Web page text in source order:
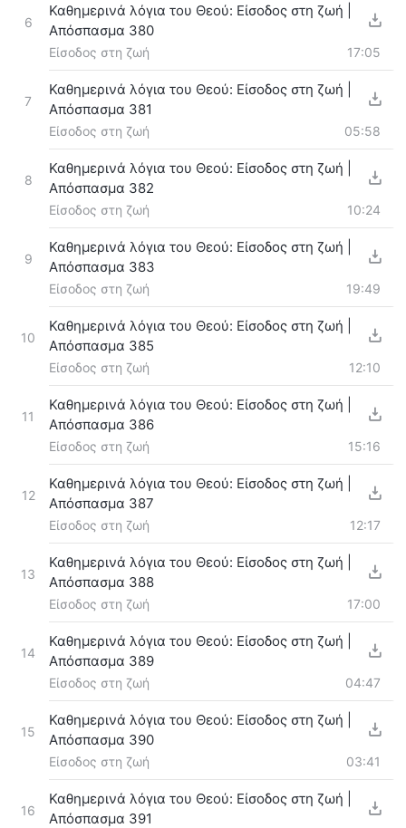
6
Καθημερινά λόγια του Θεού: Είσοδος στη ζωή |
Απόσπασμα 380
Είσοδος στη ζωή 17:05
7
Καθημερινά λόγια του Θεού: Είσοδος στη ζωή |
Απόσπασμα 381
Είσοδος στη ζωή 05:58
8
Καθημερινά λόγια του Θεού: Είσοδος στη ζωή |
Απόσπασμα 382
Είσοδος στη ζωή 10:24
9
Καθημερινά λόγια του Θεού: Είσοδος στη ζωή |
Απόσπασμα 383
Είσοδος στη ζωή 19:49
10
Καθημερινά λόγια του Θεού: Είσοδος στη ζωή |
Απόσπασμα 385
Είσοδος στη ζωή 12:10
11
Καθημερινά λόγια του Θεού: Είσοδος στη ζωή |
Απόσπασμα 386
Είσοδος στη ζωή 15:16
12
Καθημερινά λόγια του Θεού: Είσοδος στη ζωή |
Απόσπασμα 387
Είσοδος στη ζωή 12:17
13
Καθημερινά λόγια του Θεού: Είσοδος στη ζωή |
Απόσπασμα 388
Είσοδος στη ζωή 17:00
14
Καθημερινά λόγια του Θεού: Είσοδος στη ζωή |
Απόσπασμα 389
Είσοδος στη ζωή 04:47
15
Καθημερινά λόγια του Θεού: Είσοδος στη ζωή |
Απόσπασμα 390
Είσοδος στη ζωή 03:41
16
Καθημερινά λόγια του Θεού: Είσοδος στη ζωή |
Απόσπασμα 391